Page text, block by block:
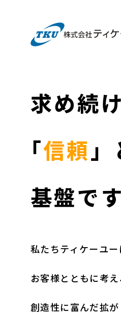
求め続
「信頼
基盤です
私たちティケーユー
お客様とともに考
創造性に富んだ拡